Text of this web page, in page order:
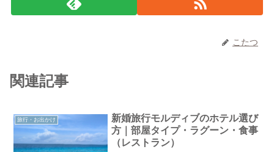
こたつ
関連記事
旅行・お出かけ
新婚旅行モルディブのホテル選び
方｜部屋タイプ・ラグーン・食事
（レストラン）